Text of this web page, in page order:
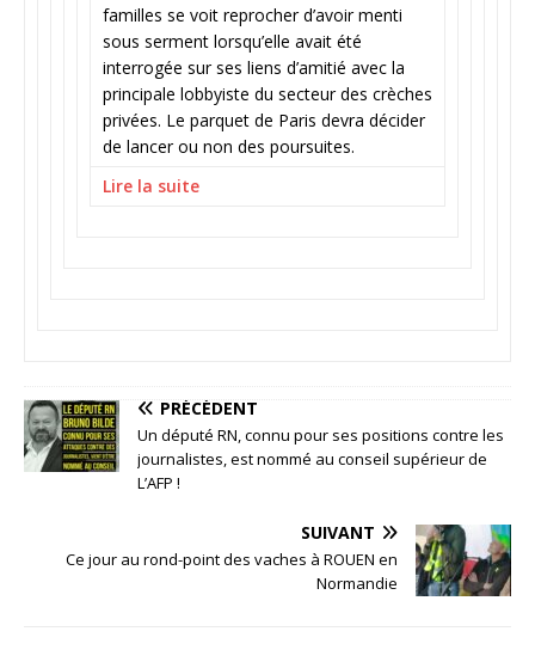
familles se voit reprocher d’avoir menti
sous serment lorsqu’elle avait été
interrogée sur ses liens d’amitié avec la
principale lobbyiste du secteur des crèches
privées. Le parquet de Paris devra décider
de lancer ou non des poursuites.
Lire la suite
PRÉCÉDENT
Un député RN, connu pour ses positions contre les
journalistes, est nommé au conseil supérieur de
L’AFP !
SUIVANT
Ce jour au rond-point des vaches à ROUEN en
Normandie